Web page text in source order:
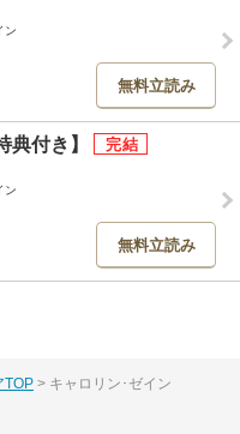
ン
無料立読み
典付き】
ン
無料立読み
TOP キャロリン･ゼイン